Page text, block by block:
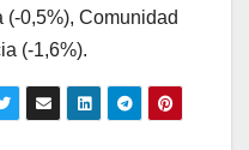
0,5%), Comunidad
(-1,6%).